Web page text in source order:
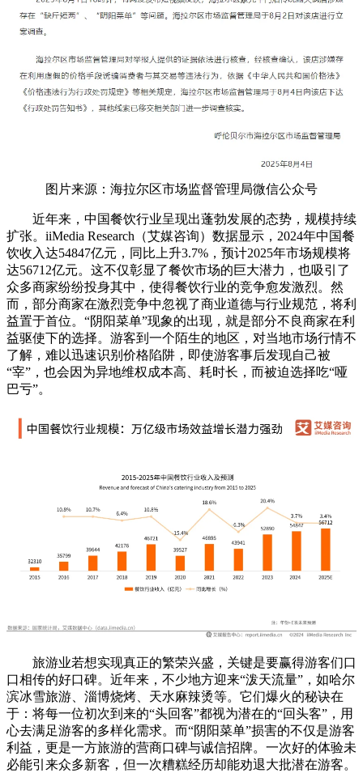
图片来源：海拉尔区市场监督管理局微信公众号
近年来，中国餐饮行业呈现出蓬勃发展的态势，规模持续
扩张。iiMedia Research（艾媒咨询）数据显示，2024年中国餐
饮收入达54847亿元，同比上升3.7%，预计2025年市场规模将
达56712亿元。这不仅彰显了餐饮市场的巨大潜力，也吸引了
众多商家纷纷投身其中，使得餐饮行业的竞争愈发激烈。然
而，部分商家在激烈竞争中忽视了商业道德与行业规范，将利
益置于首位。“阴阳菜单”现象的出现，就是部分不良商家在利
益驱使下的选择。游客到一个陌生的地区，对当地市场行情不
了解，难以迅速识别价格陷阱，即使游客事后发现自己被
“宰”，也会因为异地维权成本高、耗时长，而被迫选择吃“哑
巴亏”。
旅游业若想实现真正的繁荣兴盛，关键是要赢得游客们口
口相传的好口碑。近年来，不少地方迎来“泼天流量”，如哈尔
滨冰雪旅游、淄博烧烤、天水麻辣烫等。它们爆火的秘诀在
于：将每一位初次到来的“头回客”都视为潜在的“回头客”，用
心去满足游客的多样化需求。而“阴阳菜单”损害的不仅是游客
利益，更是一方旅游的营商口碑与诚信招牌。一次好的体验未
必能引来众多新客，但一次糟糕经历却能劝退大批潜在游客。